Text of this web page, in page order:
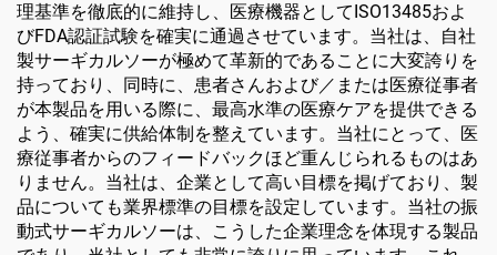
理基準を徹底的に維持し、医療機器としてISO13485およ
びFDA認証試験を確実に通過させています。当社は、自社
製サーギカルソーが極めて革新的であることに大変誇りを
持っており、同時に、患者さんおよび／または医療従事者
が本製品を用いる際に、最高水準の医療ケアを提供できる
よう、確実に供給体制を整えています。当社にとって、医
療従事者からのフィードバックほど重んじられるものはあ
りません。当社は、企業として高い目標を掲げており、製
品についても業界標準の目標を設定しています。当社の振
動式サーギカルソーは、こうした企業理念を体現する製品